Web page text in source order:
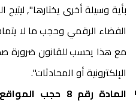
بأية
مع هذا يحسب للقانون ضرورة
الإلكترونية أو المحادثات".
المادة رقم 8